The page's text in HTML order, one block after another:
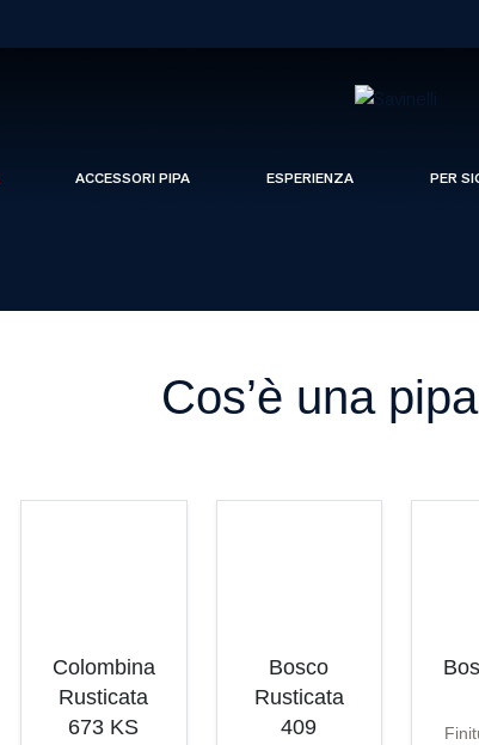
ACCESSORI PIPA ESPERIENZA PER
Cos’è una
Colombina
Rusticata
673 KS
Bosco
Rusticata
409